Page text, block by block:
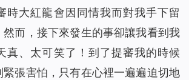
時大紅龍會因同情我而對我手下留
而，接下來發生的事卻讓我看到我
真、太可笑了！到了提審我的時候
緊張害怕，只有在心裡一遍遍迫切地